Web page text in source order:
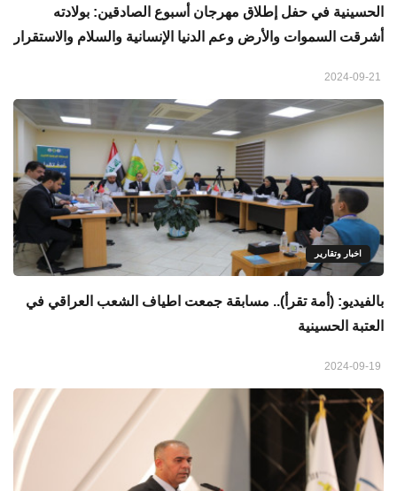
الحسينية في حفل إطلاق مهرجان أسبوع الصادقين: بولادته
أشرقت السموات والأرض وعم الدنيا الإنسانية والسلام والاستقرار
اخبار وتقارير
بالفيديو: (أمة تقرأ).. مسابقة جمعت اطياف الشعب العراقي في
العتبة الحسينية